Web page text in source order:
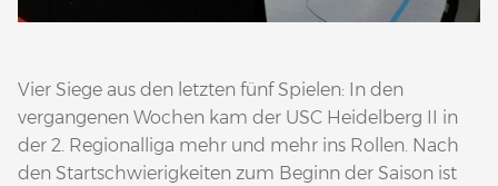
Vier Siege aus den letzten fünf Spielen: In den
vergangenen Wochen kam der USC Heidelberg II in
der 2. Regionalliga mehr und mehr ins Rollen. Nach
den Startschwierigkeiten zum Beginn der Saison ist